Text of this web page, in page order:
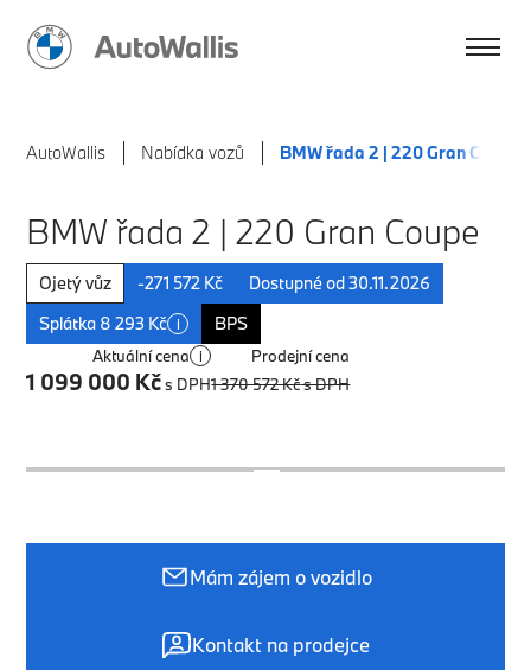
AutoWallis Nabídka vozů BMW řada 2 | 220 Gran Coupe
BMW řada 2 | 220 Gran Coupe
Ojetý vůz -271 572 Kč
Dostupné od 30.11.2026
Splátka 8 293 Kč i BPS
Aktuální cena i
1 099 000 Kčs DPH
Prodejní cena
1 370 572 Kčs DPH
Mám zájem o vozidlo
Kontakt na prodejce